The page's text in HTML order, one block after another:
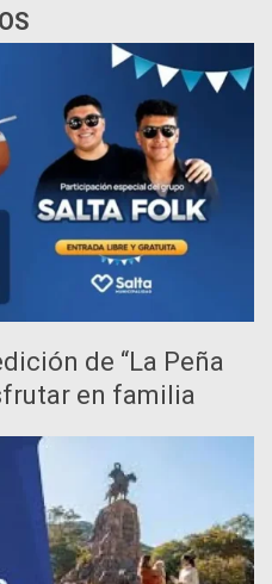
de “La Peña
en familia